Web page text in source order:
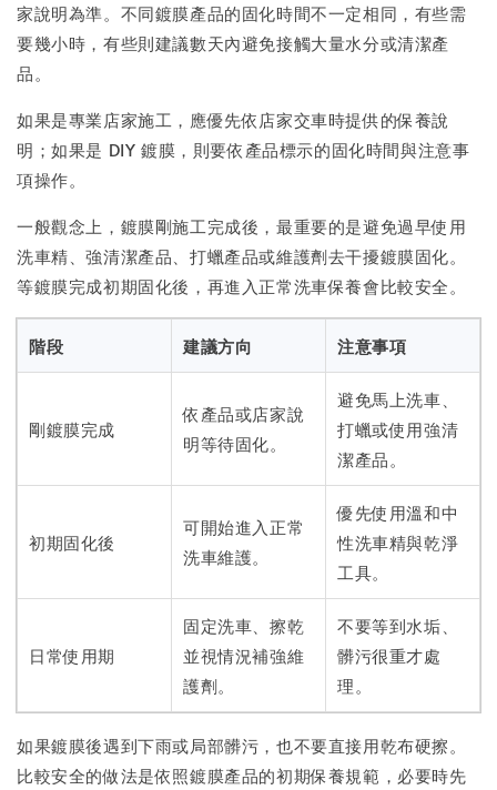
家說明為準。不同鍍膜產品的固化時間不一定相同，有些需
要幾小時，有些則建議數天內避免接觸大量水分或清潔產
品。
如果是專業店家施工，應優先依店家交車時提供的保養說
明；如果是 DIY 鍍膜，則要依產品標示的固化時間與注意事
項操作。
一般觀念上，鍍膜剛施工完成後，最重要的是避免過早使用
洗車精、強清潔產品、打蠟產品或維護劑去干擾鍍膜固化。
等鍍膜完成初期固化後，再進入正常洗車保養會比較安全。
階段 建議方向 注意事項
剛鍍膜完成
依產品或店家說
明等待固化。
避免馬上洗車、
打蠟或使用強清
潔產品。
初期固化後
可開始進入正常
洗車維護。
優先使用溫和中
性洗車精與乾淨
工具。
日常使用期
固定洗車、擦乾
並視情況補強維
護劑。
不要等到水垢、
髒污很重才處
理。
如果鍍膜後遇到下雨或局部髒污，也不要直接用乾布硬擦。
比較安全的做法是依照鍍膜產品的初期保養規範，必要時先